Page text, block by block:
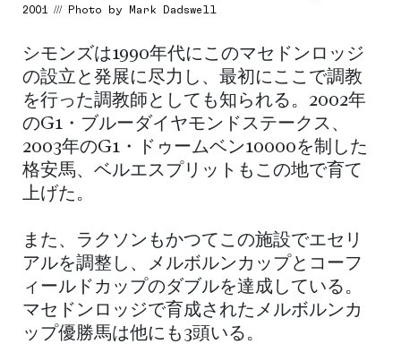
2001 /// Photo by Mark Dadswell
シモンズは1990年代にこのマセドンロッジ
の設立と発展に尽力し、最初にここで調教
を行った調教師としても知られる。2002年
のG1・ブルーダイヤモンドステークス、
2003年のG1・ドゥームベン10000を制した
格安馬、ベルエスプリットもこの地で育て
上げた。
また、ラクソンもかつてこの施設でエセリ
アルを調整し、メルボルンカップとコーフ
ィールドカップのダブルを達成している。
マセドンロッジで育成されたメルボルンカ
ップ優勝馬は他にも3頭いる。